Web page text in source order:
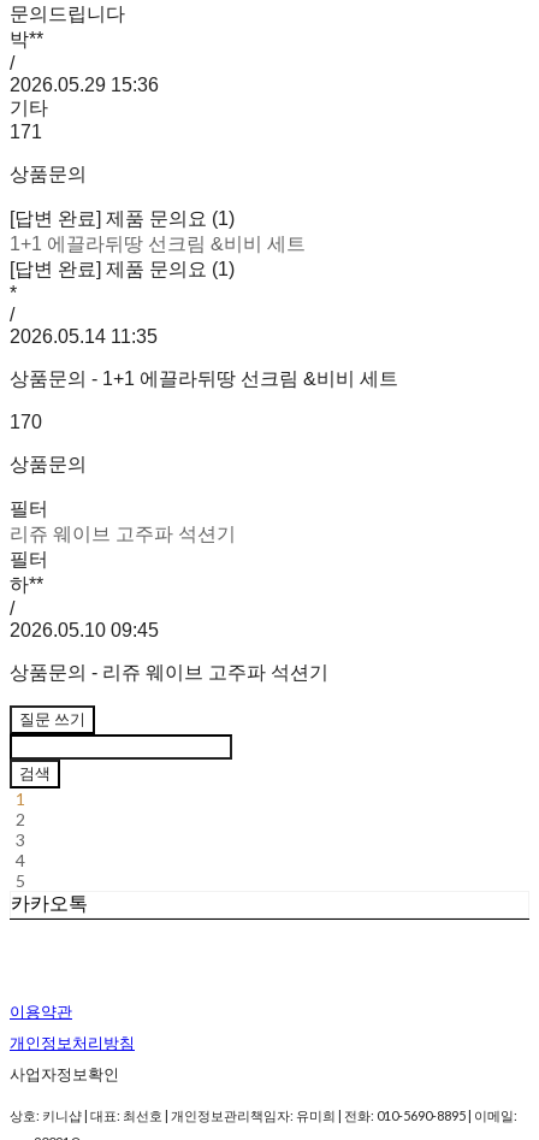
문의드립니다
박**
/
2026.05.29 15:36
기타
171
상품문의
[답변 완료] 제품 문의요 (1)
1+1 에끌라뒤땅 선크림 &비비 세트
[답변 완료] 제품 문의요 (1)
*
/
2026.05.14 11:35
상품문의 - 1+1 에끌라뒤땅 선크림 &비비 세트
170
상품문의
필터
리쥬 웨이브 고주파 석션기
필터
하**
/
2026.05.10 09:45
상품문의 - 리쥬 웨이브 고주파 석션기
질문 쓰기
검색
1
2
3
4
5
카카오톡
이용약관
개인정보처리방침
사업자정보확인
상호: 키니샵 | 대표: 최선호 | 개인정보관리책임자: 유미희 | 전화: 010-5690-8895 | 이메일: